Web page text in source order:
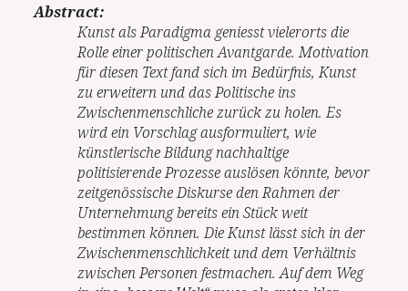
Abstract:
Kunst als Paradigma geniesst vielerorts die
Rolle einer politischen Avantgarde. Motivation
für diesen Text fand sich im Bedürfnis, Kunst
zu erweitern und das Politische ins
Zwischenmenschliche zurück zu holen. Es
wird ein Vorschlag ausformuliert, wie
künstlerische Bildung nachhaltige
politisierende Prozesse auslösen könnte, bevor
zeitgenössische Diskurse den Rahmen der
Unternehmung bereits ein Stück weit
bestimmen können. Die Kunst lässt sich in der
Zwischenmenschlichkeit und dem Verhältnis
zwischen Personen festmachen. Auf dem Weg